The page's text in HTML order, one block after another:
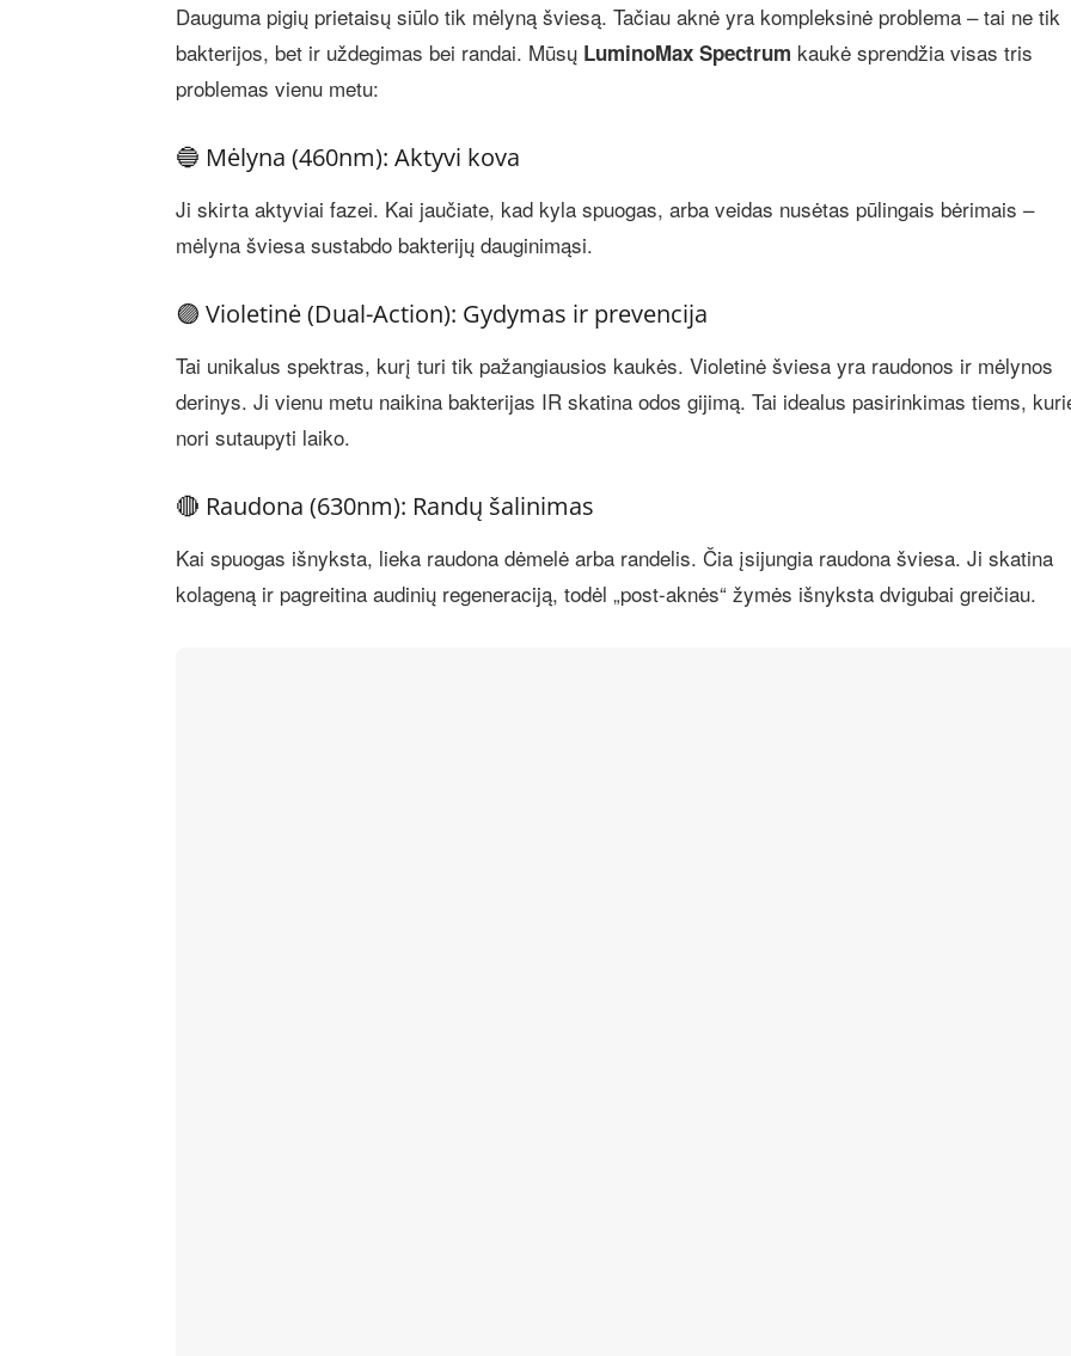
Dauguma pigių prietaisų siūlo tik mėlyną šviesą. Tačiau aknė yra kompleksinė problema – tai ne tik
bakterijos, bet ir uždegimas bei randai. Mūsų LuminoMax Spectrum kaukė sprendžia visas tris
problemas vienu metu:
🔵 Mėlyna (460nm): Aktyvi kova
Ji skirta aktyviai fazei. Kai jaučiate, kad kyla spuogas, arba veidas nusėtas pūlingais bėrimais –
mėlyna šviesa sustabdo bakterijų dauginimąsi.
🟣 Violetinė (Dual-Action): Gydymas ir prevencija
Tai unikalus spektras, kurį turi tik pažangiausios kaukės. Violetinė šviesa yra raudonos ir mėlynos
derinys. Ji vienu metu naikina bakterijas IR skatina odos gijimą. Tai idealus pasirinkimas tiems,
nori sutaupyti laiko.
🔴 Raudona (630nm): Randų šalinimas
Kai spuogas išnyksta, lieka raudona dėmelė arba randelis. Čia įsijungia raudona šviesa. Ji skatina
kolageną ir pagreitina audinių regeneraciją, todėl „post-aknės“ žymės išnyksta dvigubai greičiau.